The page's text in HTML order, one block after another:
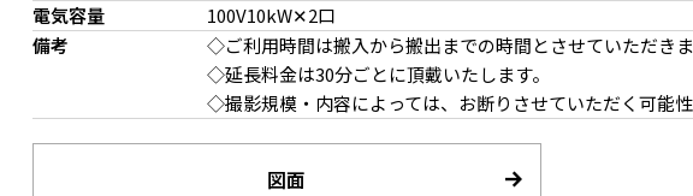
電気容量
100V10kW✕2口
備考
◇ご利用時間は搬入から搬出までの時間とさせていただきま
◇延長料金は30分ごとに頂戴いたします。
◇撮影規模・内容によっては、お断りさせていただく可能性
図面